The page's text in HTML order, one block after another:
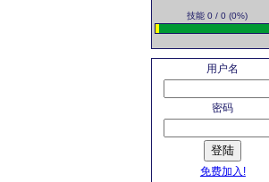
技能 0 / 0 (0%)
用户名
密码
登陆
免费加入!